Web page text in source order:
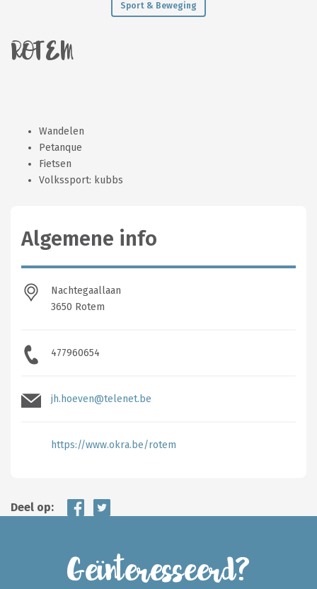
Sport & Beweging
ROTEM
Wandelen
Petanque
Fietsen
Volkssport: kubbs
Algemene info
Nachtegaallaan
3650 Rotem
477960654
jh.hoeven@telenet.be
https://www.okra.be/rotem
Deel op:
Geïnteresseerd?